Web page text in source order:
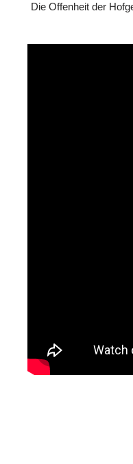
Die Offenheit der